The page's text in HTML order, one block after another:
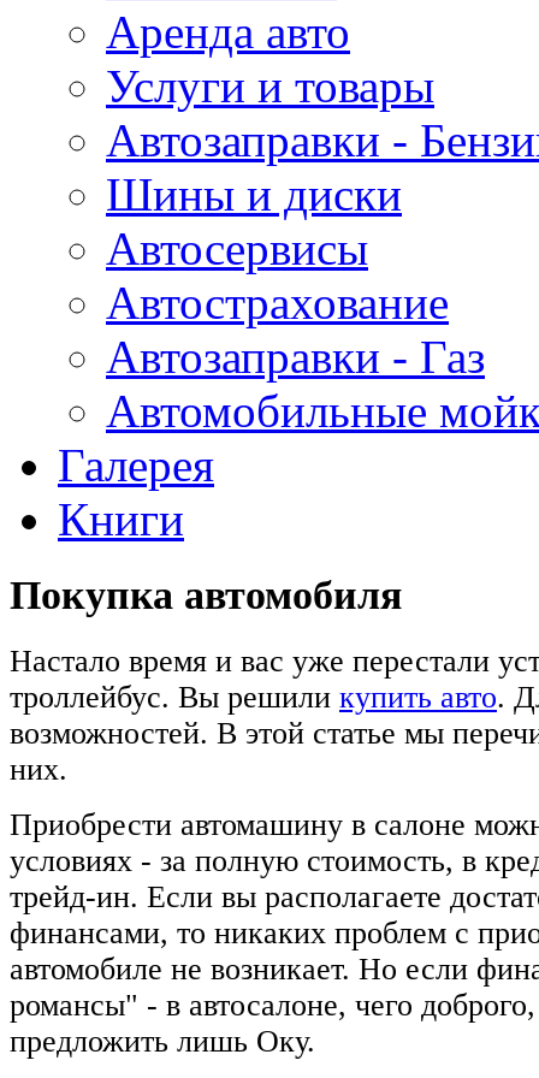
Аренда авто
Услуги и товары
Автозаправки -
Шины и диски
Автосервисы
Автострахование
Автозаправки - Газ
Автомобильные
Галерея
Книги
Покупка автомобиля
Настало время и вас уже перестали
троллейбус. Вы решили купить авто.
возможностей. В этой статье мы
них.
Приобрести автомашину в салоне
условиях - за полную стоимость, в
трейд-ин. Если вы располагаете
финансами, то никаких проблем с
автомобиле не возникает. Но если
романсы" - в автосалоне, чего
предложить лишь Оку.